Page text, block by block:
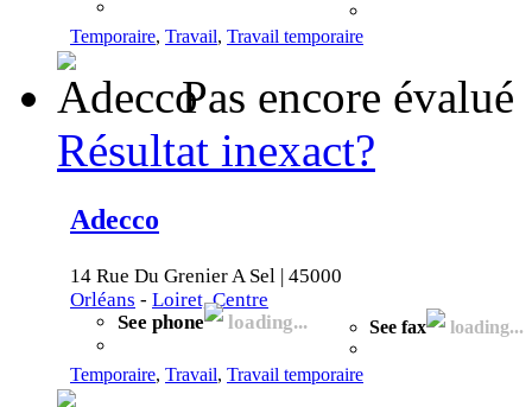
Temporaire, Travail, Travail temporaire
Pas encore évalué
Résultat inexact?
Adecco
14 Rue Du Grenier A Sel | 45000
Orléans - Loiret, Centre
See phone
loading... See fax loading...
Temporaire, Travail, Travail temporaire